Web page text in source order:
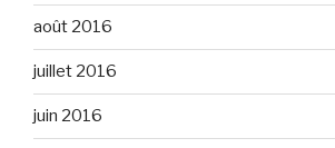
août 2016
juillet 2016
juin 2016